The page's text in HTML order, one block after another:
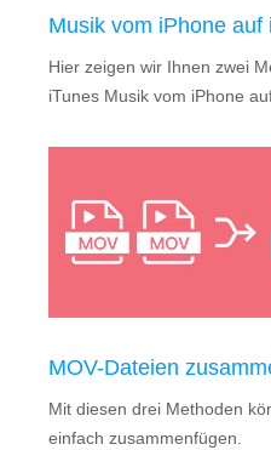
Musik vom iPhone auf
Hier zeigen wir Ihnen zwei
iTunes Musik vom iPhone
MOV-Dateien
Mit diesen drei Methoden
einfach zusammenfügen.